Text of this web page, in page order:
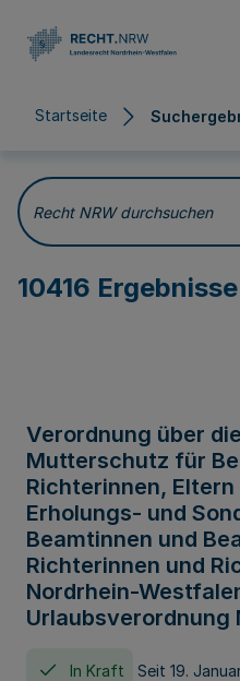
Startseite
Recht NRW durchsuchen
10416 Ergebnisse
Verordnung über
Mutterschutz für
Richterinnen,
Erholungs- und
Beamtinnen und
Richterinnen und
Nordrhein-
Urlaubsverordnung
In Kraft Seit 19.